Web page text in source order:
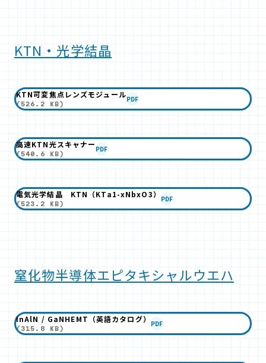
KTN・光学結晶
KTN可変焦点レンズモジュール
(526.2 KB)
PDF
高速KTN光スキャナー
(540.6 KB)
PDF
電気光学結晶 KTN（KTa1-xNbxO3）
(523.2 KB)
PDF
窒化物半導体エピタキシャルウエハ
InAlN / GaNHEMT（英語カタログ）
(315.8 KB)
PDF